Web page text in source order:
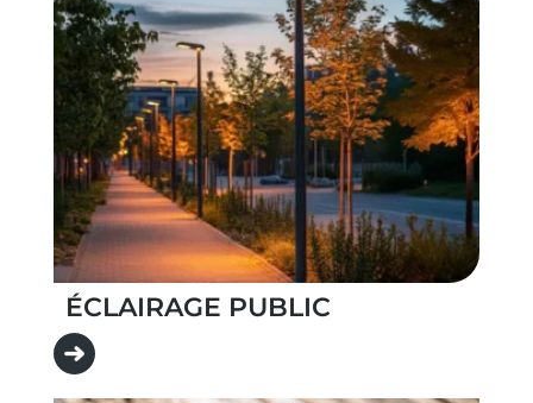
ÉCLAIRAGE PUBLIC